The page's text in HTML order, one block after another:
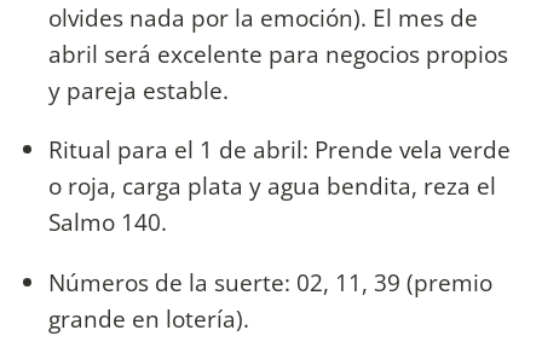
olvides nada por la emoción). El mes de
abril será excelente para negocios propios
y pareja estable.
Ritual para el 1 de abril: Prende vela verde
o roja, carga plata y agua bendita, reza el
Salmo 140.
Números de la suerte: 02, 11, 39 (premio
grande en lotería).